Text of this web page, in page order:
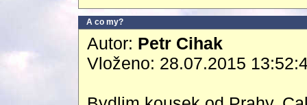
A co my?
Autor: Petr Cihak
Vloženo: 28.07.2015